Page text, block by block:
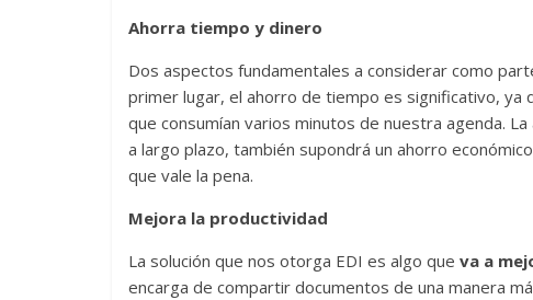
Ahorra tiempo y dinero
Dos aspectos fundamentales a considerar como
primer lugar, el ahorro de tiempo es significativo, ya
que consumían varios minutos de nuestra agenda.
a largo plazo, también supondrá un ahorro
que vale la pena.
Mejora la productividad
La solución que nos otorga EDI es algo que va a
encarga de compartir documentos de una manera